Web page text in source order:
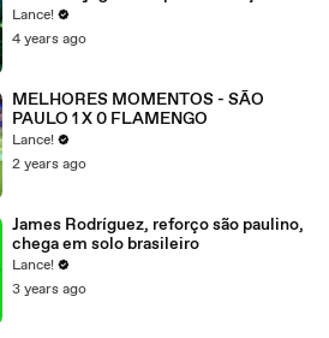
Lance!
4 years ago
MELHORES MOMENTOS - SÃO
PAULO 1 X 0 FLAMENGO
Lance!
2 years ago
James Rodríguez, reforço são paulino,
chega em solo brasileiro
Lance!
3 years ago